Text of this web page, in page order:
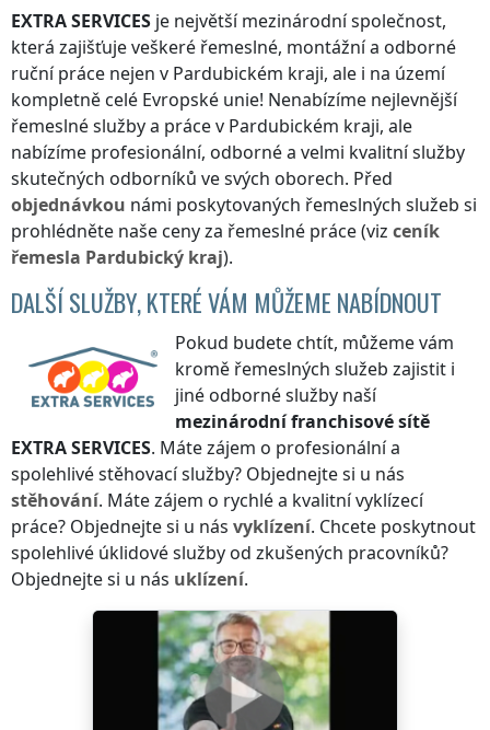
EXTRA SERVICES je největší mezinárodní společnost,
která zajišťuje veškeré řemeslné, montážní a odborné
ruční práce nejen v Pardubickém kraji, ale i na území
kompletně celé Evropské unie! Nenabízíme nejlevnější
řemeslné služby a prácev Pardubickém kraji, ale
nabízíme profesionální, odborné a velmi kvalitní služby
skutečných odborníků ve svých oborech. Před
objednávkou námi poskytovaných řemeslných služeb si
prohlédněte naše ceny za řemeslné práce (viz ceník
řemesla Pardubický kraj).
DALŠÍ SLUŽBY, KTERÉ VÁM MŮŽEME NABÍDNOUT
Pokud budete chtít, můžeme vám
kromě řemeslných služeb zajistit i
jiné odborné služby naší
mezinárodní franchisové sítě
EXTRA SERVICES. Máte zájem o profesionální a
spolehlivé stěhovací služby? Objednejte si u nás
stěhování. Máte zájem o rychlé a kvalitní vyklízecí
práce? Objednejte si u nás vyklízení. Chcete poskytnout
spolehlivé úklidové služby od zkušených pracovníků?
Objednejte si u nás uklízení.